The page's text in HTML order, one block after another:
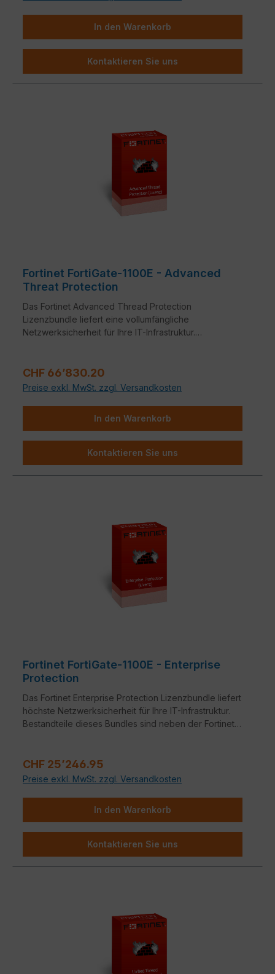
In den Warenkorb
Kontaktieren Sie uns
Fortinet FortiGate-1100E - Advanced
Threat Protection
Das Fortinet Advanced Thread Protection
Lizenzbundle liefert eine vollumfängliche
Netzwerksicherheit für Ihre IT-Infrastruktur.
Prevention System (IPS) und Anti-Virus.
Regulärer Preis:
CHF 66’830.20
Preise exkl. MwSt. zzgl. Versandkosten
In den Warenkorb
Kontaktieren Sie uns
Fortinet FortiGate-1100E - Enterprise
Protection
Das Fortinet Enterprise Protection Lizenzbundle liefert
höchste Netzwerksicherheit für Ihre IT-Infrastruktur.
Bestandteile dieses Bundles sind neben der Fortinet
Regulärer Preis:
CHF 25’246.95
Preise exkl. MwSt. zzgl. Versandkosten
In den Warenkorb
Kontaktieren Sie uns